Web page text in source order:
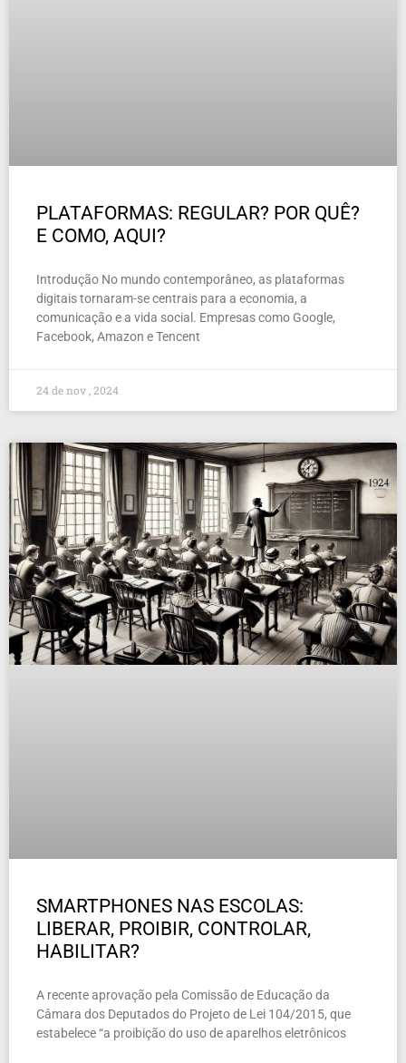
PLATAFORMAS: REGULAR? POR QUÊ?
E COMO, AQUI?
Introdução No mundo contemporâneo, as plataformas
digitais tornaram-se centrais para a economia, a
comunicação e a vida social. Empresas como Google,
Facebook, Amazon e Tencent
24 de nov , 2024
SMARTPHONES NAS ESCOLAS:
LIBERAR, PROIBIR, CONTROLAR,
HABILITAR?
A recente aprovação pela Comissão de Educação da
Câmara dos Deputados do Projeto de Lei 104/2015, que
estabelece “a proibição do uso de aparelhos eletrônicos